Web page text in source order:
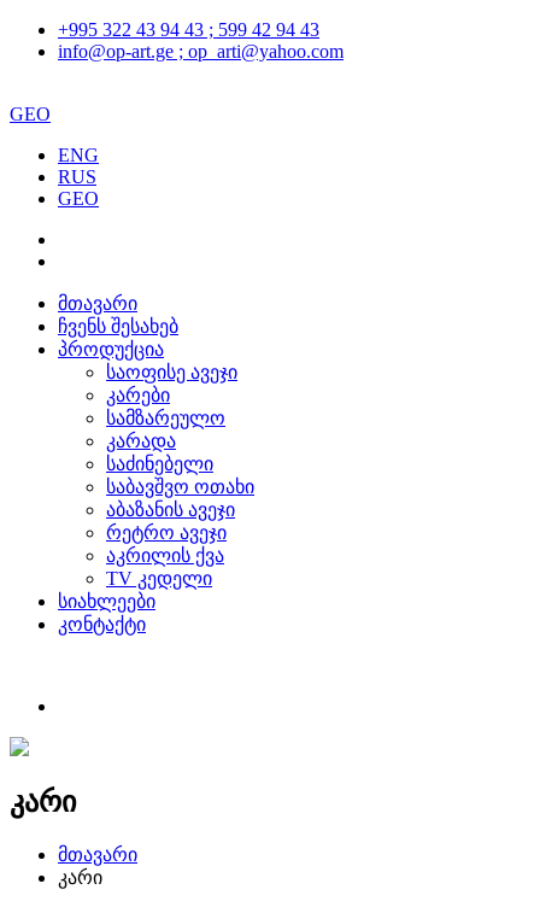
+995 322 43 94 43 ; 599 42 94 43
info@op-art.ge ; op_arti@yahoo.com
GEO
ENG
RUS
GEO
მთავარი
ჩვენს შესახებ
პროდუქცია
საოფისე ავეჯი
კარები
სამზარეულო
კარადა
საძინებელი
საბავშვო ოთახი
აბაზანის ავეჯი
რეტრო ავეჯი
აკრილის ქვა
TV კედელი
სიახლეები
კონტაქტი
კარი
მთავარი
კარი